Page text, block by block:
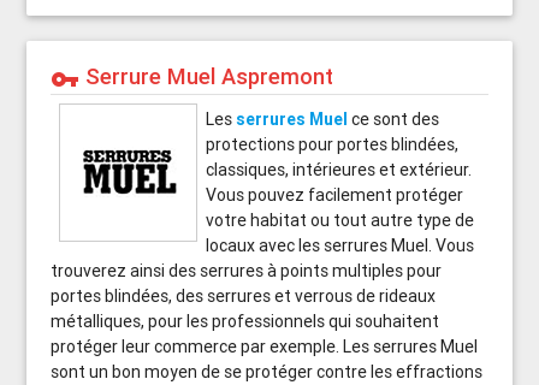
vpn_key Serrure Muel Aspremont
Lesserrures Muel ce sont des
protections pour portes blindées,
classiques, intérieures et extérieur.
Vous pouvez facilement protéger
votre habitat ou tout autre type de
locaux avec les serrures Muel. Vous
trouverez ainsi des serrures à points multiples pour
portes blindées, des serrures et verrous de rideaux
métalliques, pour les professionnels qui souhaitent
protéger leur commerce par exemple. Les serrures Muel
sont un bon moyen de se protéger contre les effractions